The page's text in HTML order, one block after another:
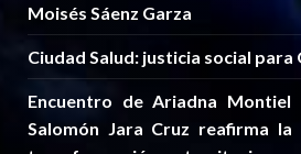
Moisés Sáenz Garza
Ciudad Salud: justicia social para
Encuentro de Ariadna
Salomón Jara Cruz reafirma la